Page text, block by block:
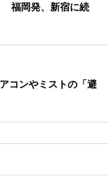
福岡発、新宿に続
コンやミストの「避